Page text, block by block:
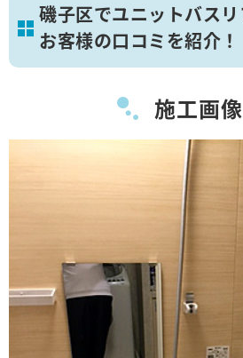
磯子区でユニットバス
お客様の口コミを紹介！
施工画像